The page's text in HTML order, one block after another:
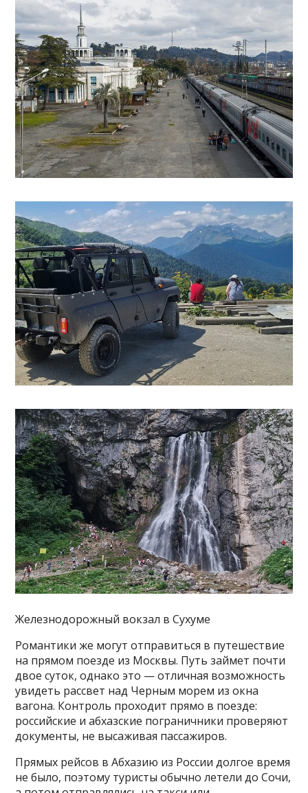
Железнодорожный вокзал в Сухуме
Романтики же могут отправиться в путешествие
на прямом поезде из Москвы. Путь займет почти
двое суток, однако это — отличная возможность
увидеть рассвет над Черным морем из окна
вагона. Контроль проходит прямо в поезде:
российские и абхазские пограничники проверяют
документы, не высаживая пассажиров.
Прямых рейсов в Абхазию из России долгое время
не было, поэтому туристы обычно летели до Сочи,